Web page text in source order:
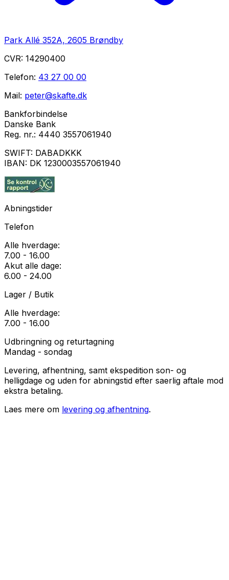
Park Allé 352A, 2605 Brøndby
CVR: 14290400
Telefon: 43 27 00 00
Mail: peter@skafte.dk
Bankforbindelse
Danske Bank
Reg. nr.: 4440 3557061940
SWIFT: DABADKKK
IBAN: DK 1230003557061940
Abningstider
Telefon
Alle hverdage:
7.00 - 16.00
Akut alle dage:
6.00 - 24.00
Lager / Butik
Alle hverdage:
7.00 - 16.00
Udbringning og returtagning
Mandag - sondag
Levering, afhentning, samt ekspedition son- og
helligdage og uden for abningstid efter saerlig aftale mod
ekstra betaling.
Laes mere om levering og afhentning.